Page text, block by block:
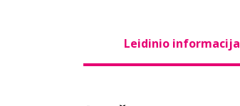
Leidinio informacija